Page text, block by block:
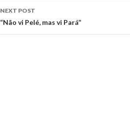
NEXT POST
“Não vi Pelé, mas vi Pará”